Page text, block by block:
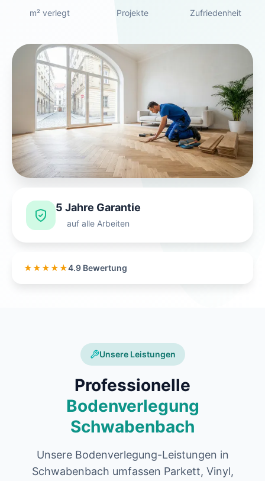
m² verlegt Projekte Zufriedenheit
5 Jahre Garantie
auf alle Arbeiten
★★★★★4.9 Bewertung
Unsere Leistungen
Professionelle
Bodenverlegung
Schwabenbach
Unsere Bodenverlegung-Leistungen in
Schwabenbach umfassen Parkett, Vinyl,